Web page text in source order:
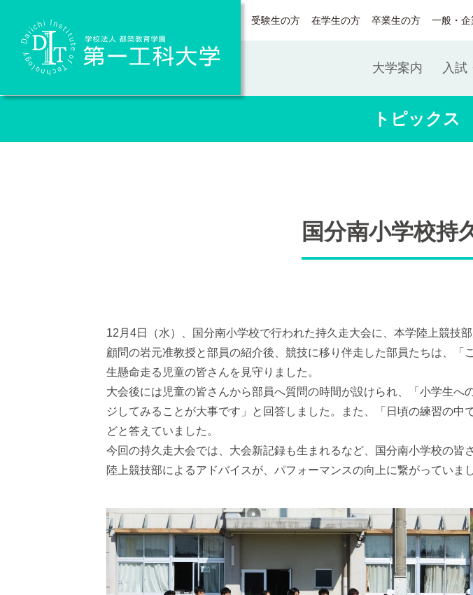
受験生の方 在学生の方 卒業生の方 一般・
Daiichi Institute of Technology 大学案内 入試
トピックス
国分南小学校持
12月4日（水）、国分南小学校で行われた持久走大会に、本学陸上競技
顧問の岩元准教授と部員の紹介後、競技に移り伴走した部員たちは、
生懸命走る児童の皆さんを見守りました。
大会後には児童の皆さんから部員へ質問の時間が設けられ、「小学生
ジしてみることが大事です」と回答しました。また、「日頃の練習の
どと答えていました。
今回の持久走大会では、大会新記録も生まれるなど、国分南小学校の皆
陸上競技部によるアドバイスが、パフォーマンスの向上に繋がっていま